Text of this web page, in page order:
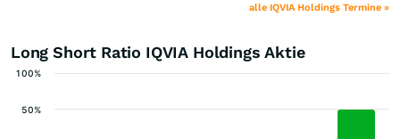
alle IQVIA Holdings Termine »
Long Short Ratio IQVIA Holdings Aktie
50%
100%